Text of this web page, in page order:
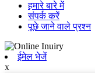
हमारे बारे में
संपर्क करें
पूछे जाने वाले प्रश्न
ईमेल भेजें
x